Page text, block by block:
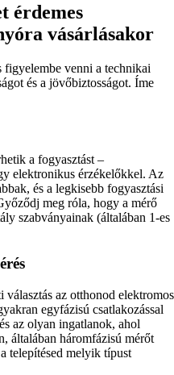
érdemes
vásárlásakor
venni a technikai
és a jövőbiztosságot. Íme
a fogyasztást –
elektronikus érzékelőkkel. Az
és a legkisebb fogyasztási
meg róla, hogy a mérő
szabványainak (általában 1-es
az otthonod elektromos
egyfázisú csatlakozással
az olyan ingatlanok, ahol
általában háromfázisú mérőt
telepítésed melyik típust